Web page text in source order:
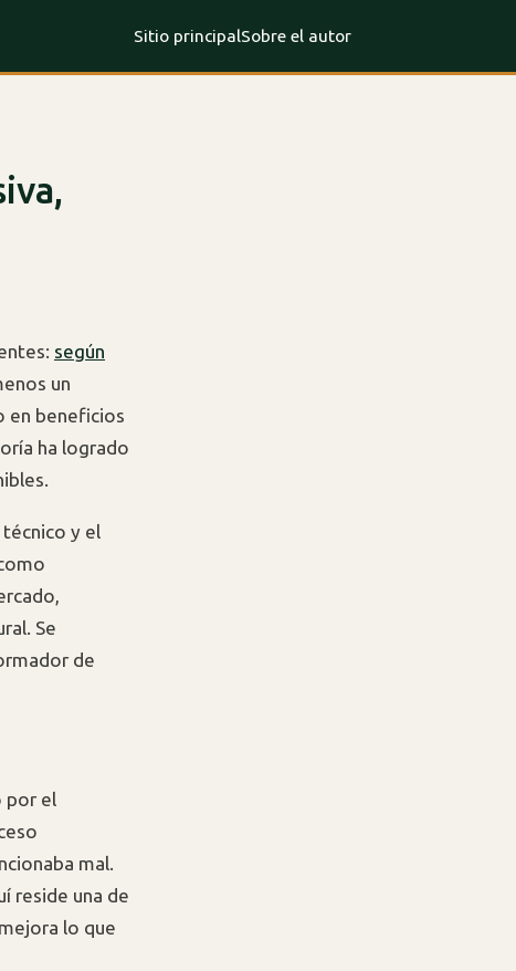
Sitio principalSobre el autor
según
un
en beneficios
ha logrado
y el
Se
de
por el
mal.
reside una de
lo que